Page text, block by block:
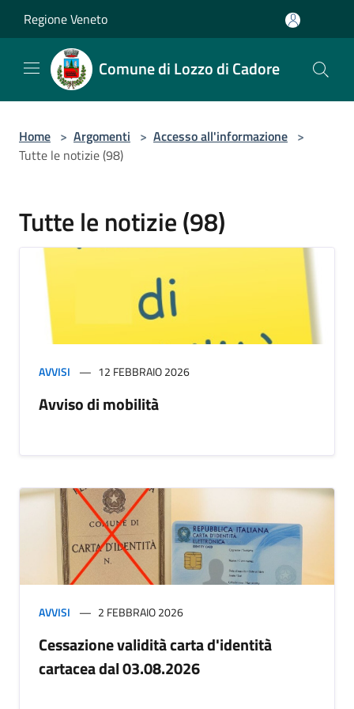
Regione Veneto
Comune di Lozzo di Cadore
Home > Argomenti > Accesso all'informazione >
Tutte le notizie (98)
Tutte le notizie (98)
AVVISI 12 FEBBRAIO 2026
Avviso di mobilità
AVVISI 2 FEBBRAIO 2026
Cessazione validità carta d'identità
cartacea dal 03.08.2026